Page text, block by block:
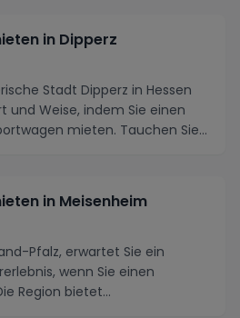
in Dipperz
Stadt Dipperz in Hessen
und Weise, indem Sie einen
mieten. Tauchen Sie
in Meisenheim
Pfalz, erwartet Sie ein
wenn Sie einen
Region bietet